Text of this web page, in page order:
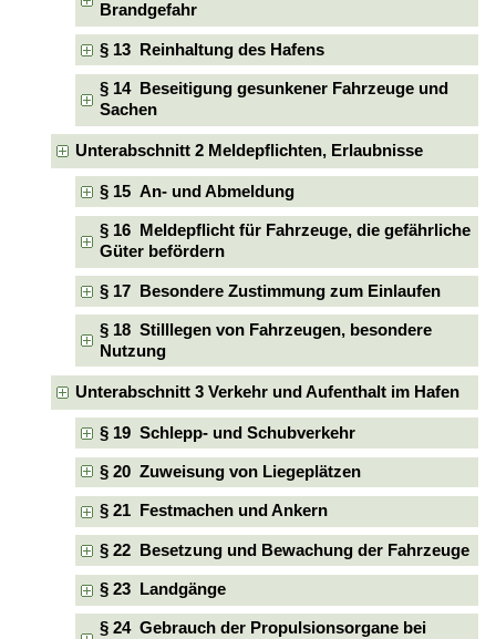
Brandgefahr
§ 13 Reinhaltung des Hafens
§ 14 Beseitigung gesunkener Fahrzeuge und
Sachen
Unterabschnitt 2 Meldepflichten, Erlaubnisse
§ 15 An- und Abmeldung
§ 16 Meldepflicht für Fahrzeuge, die gefährliche
Güter befördern
§ 17 Besondere Zustimmung zum Einlaufen
§ 18 Stilllegen von Fahrzeugen, besondere
Nutzung
Unterabschnitt 3 Verkehr und Aufenthalt im Hafen
§ 19 Schlepp- und Schubverkehr
§ 20 Zuweisung von Liegeplätzen
§ 21 Festmachen und Ankern
§ 22 Besetzung und Bewachung der Fahrzeuge
§ 23 Landgänge
§ 24 Gebrauch der Propulsionsorgane bei